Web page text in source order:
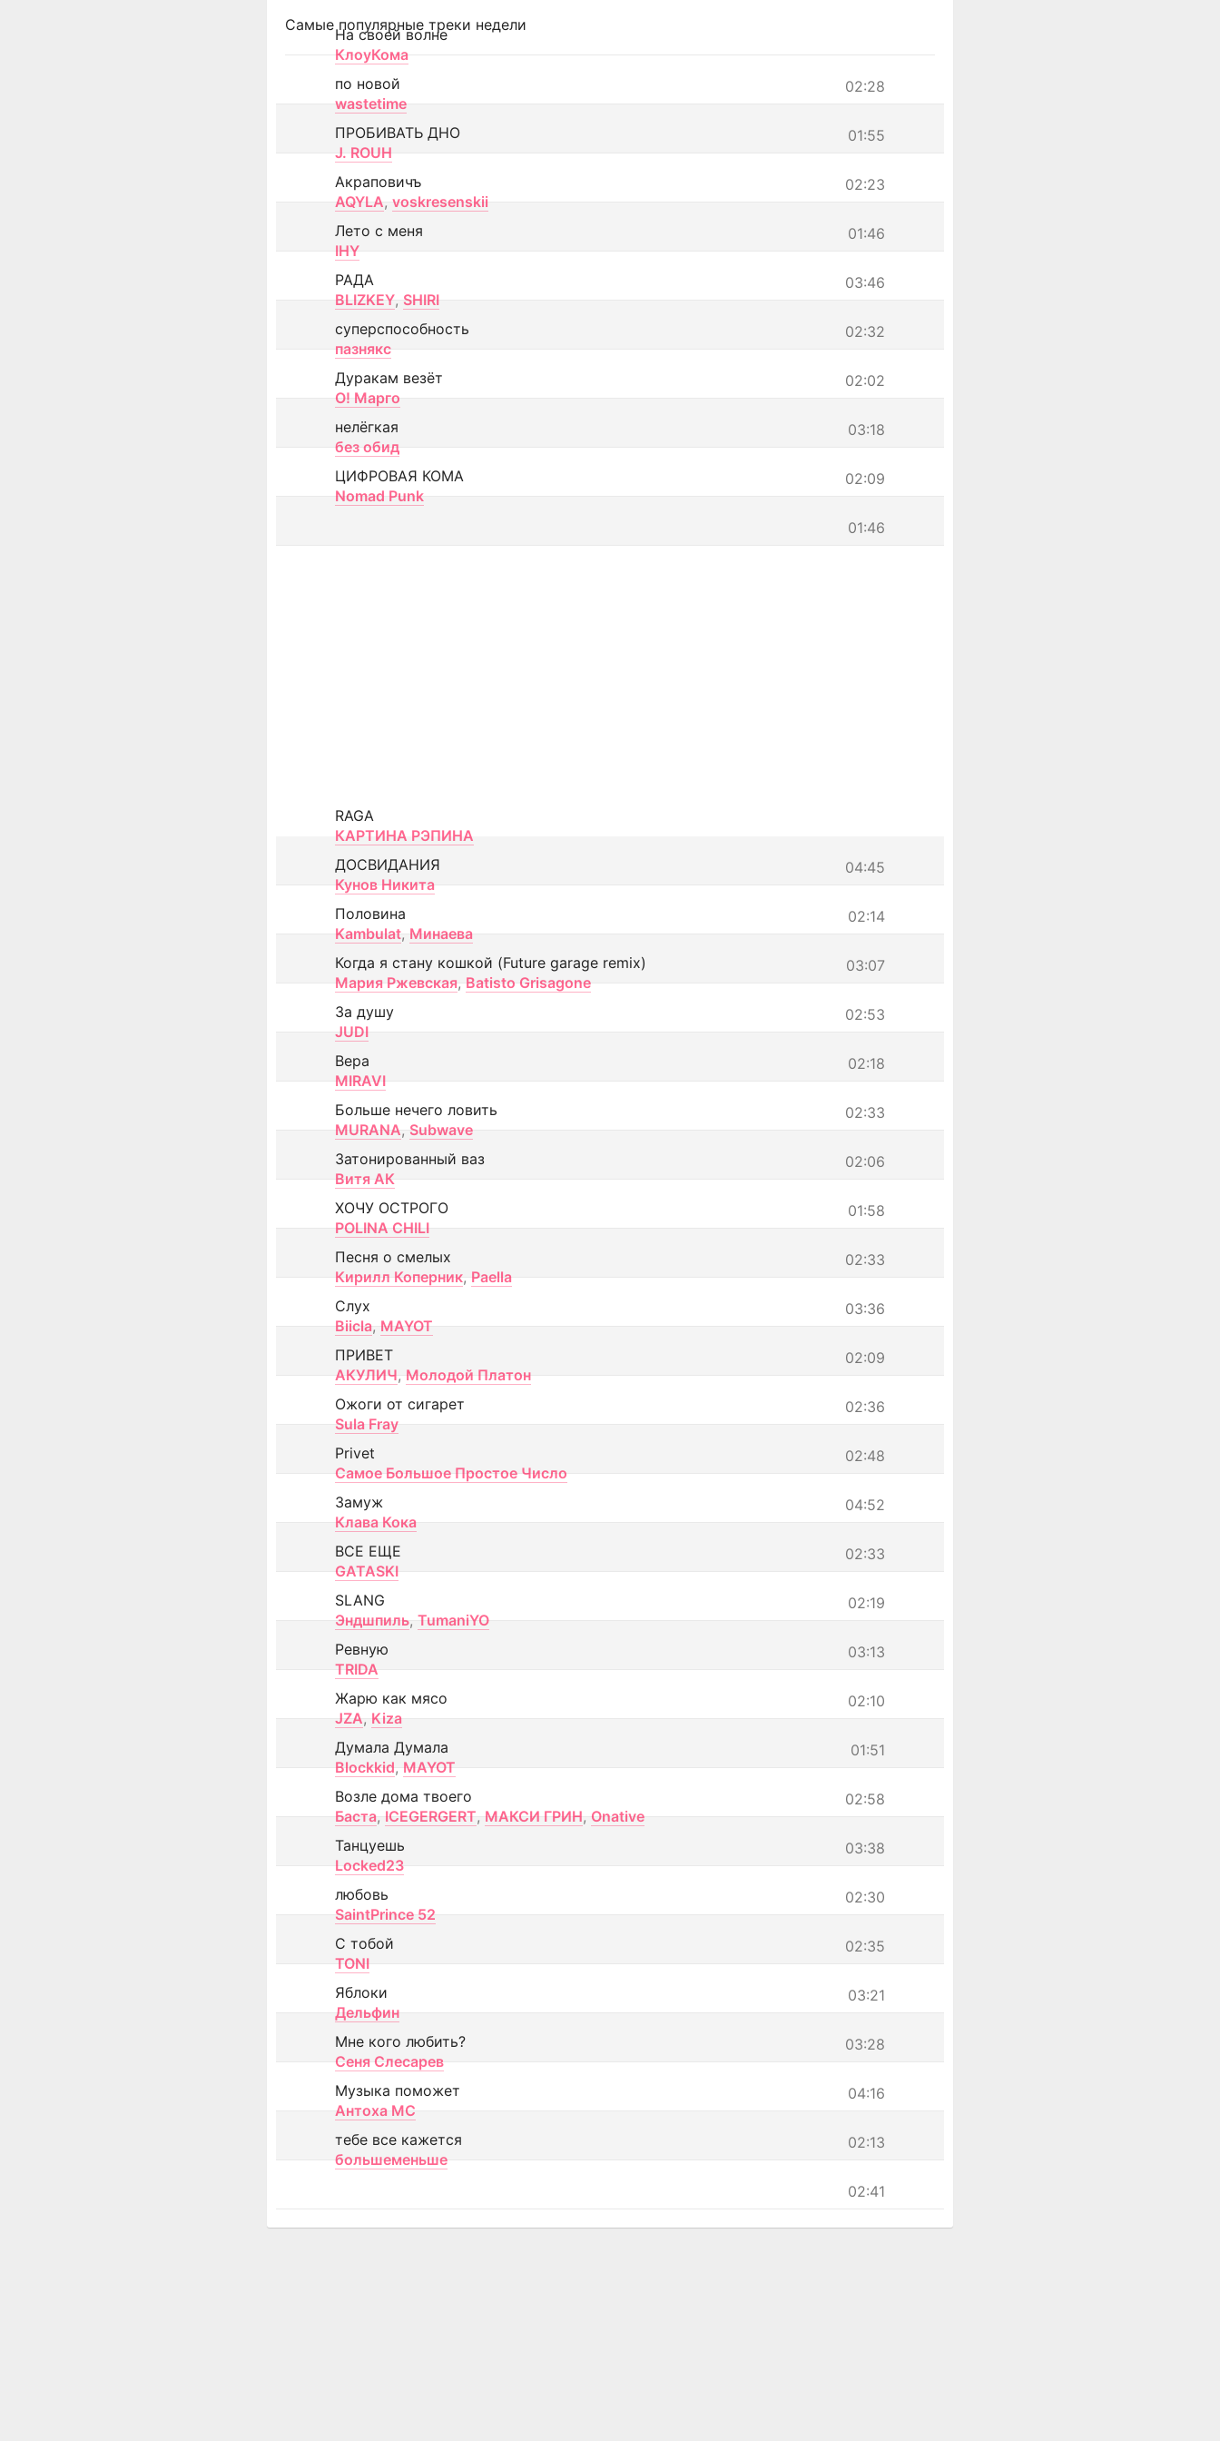
Самые популярные треки недели
На своей волне
КлоуКома
02:28
по новой
wastetime
01:55
ПРОБИВАТЬ ДНО
J. ROUH
02:23
Акраповичъ
AQYLA, voskresenskii
01:46
Лето с меня
IHY
03:46
РАДА
BLIZKEY, SHIRI
02:32
суперспособность
пазнякс
02:02
Дуракам везёт
О! Марго
03:18
нелёгкая
без обид
02:09
ЦИФРОВАЯ КОМА
Nomad Punk
01:46
RAGA
КАРТИНА РЭПИНА
04:45
ДОСВИДАНИЯ
Кунов Никита
02:14
Половина
Kambulat, Минаева
03:07
Когда я стану кошкой (Future garage remix)
Мария Ржевская, Batisto Grisagone
02:53
За душу
JUDI
02:18
Вера
MIRAVI
02:33
Больше нечего ловить
MURANA, Subwave
02:06
Затонированный ваз
Витя АК
01:58
ХОЧУ ОСТРОГО
POLINA CHILI
02:33
Песня о смелых
Кирилл Коперник, Paella
03:36
Слух
Biicla, MAYOT
02:09
ПРИВЕТ
АКУЛИЧ, Молодой Платон
02:36
Ожоги от сигарет
Sula Fray
02:48
Privet
Самое Большое Простое Число
04:52
Замуж
Клава Кока
02:33
ВСЕ ЕЩЕ
GATASKI
02:19
SLANG
Эндшпиль, TumaniYO
03:13
Ревную
TRIDA
02:10
Жарю как мясо
JZA, Kiza
01:51
Думала Думала
Blockkid, MAYOT
02:58
Возле дома твоего
Баста, ICEGERGERT, МАКСИ ГРИН, Onative
03:38
Танцуешь
Locked23
02:30
любовь
SaintPrince 52
02:35
С тобой
TONI
03:21
Яблоки
Дельфин
03:28
Мне кого любить?
Сеня Слесарев
04:16
Музыка поможет
Антоха МС
02:13
тебе все кажется
большеменьше
02:41